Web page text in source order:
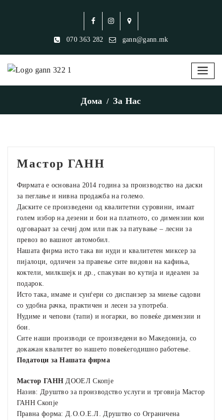
070 363 282 gann@gann.mk
Дома За Нас
Мастор ГАНН
Фирмата е основана 2014 година за производство на даски
за пеглање и нивна продажба на големо.
Даските се произведени од квалитетни суровини, имаат
голем избор на дезени и бои на платното, со димензии кои
одговараат за сечиј дом или пак за патување – лесни за
превоз во вашиот автомобил.
Нашата фирма исто така ви нуди и квалитетен миксер за
пијалоци, одличен за правење сите видови на кафиња,
коктели, милкшејк и др., спакуван во кутија и идеален за
подарок.
Исто така, имаме и сунѓери со диспанзер за миење садови
со удобна рачка, практичен и лесен за употреба.
Нудиме и чепови (тапи) и ногарки, во повеќе димензии и
бои.
Сите наши производи се произведени во Македонија, со
докажан квалитет во нашето повеќегодишно работење.
Податоци за Нашата фирма
Мастор ГАНН ДООЕЛ Скопје
Назив: Друштво за производство услуги и трговија Мастор
ГАНН Скопје
Правна форма: Д.О.О.Е.Л. Друштво со Ограничена